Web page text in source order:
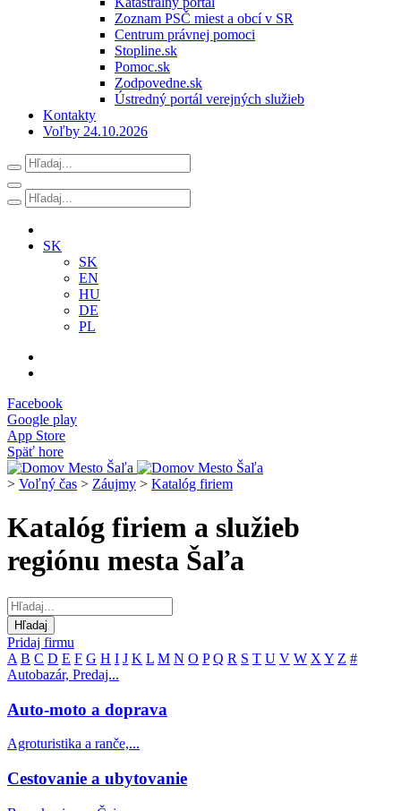
Zoznam PSČ miest a obcí v SR
Centrum právnej pomoci
Stopline.sk
Pomoc.sk
Zodpovedne.sk
Ústredný portál verejných služieb
Kontakty
Voľby 24.10.2026
SK
SK
EN
HU
DE
PL
Facebook
Google play
App Store
Späť hore
> Voľný čas > Záujmy > Katalóg firiem
Katalóg firiem a služieb
regiónu mesta Šaľa
Pridaj firmu
A B C D E F G H I J K L M N O P Q R S T U V W X Y Z #
Autobazár, Predaj...
Auto-moto a doprava
Agroturistika a ranče,...
Cestovanie a ubytovanie